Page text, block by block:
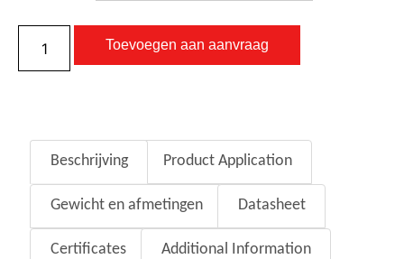
Toevoegen aan aanvraag
Beschrijving Product Application
Gewicht en afmetingen Datasheet
Certificates Additional Information